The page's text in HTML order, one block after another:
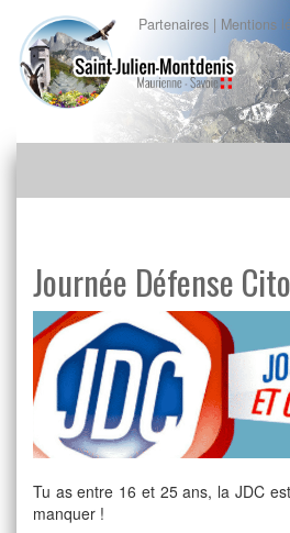
Partenaires | Mentions
Journée Défense
Tu as entre 16 et 25 ans, la JDC
manquer !